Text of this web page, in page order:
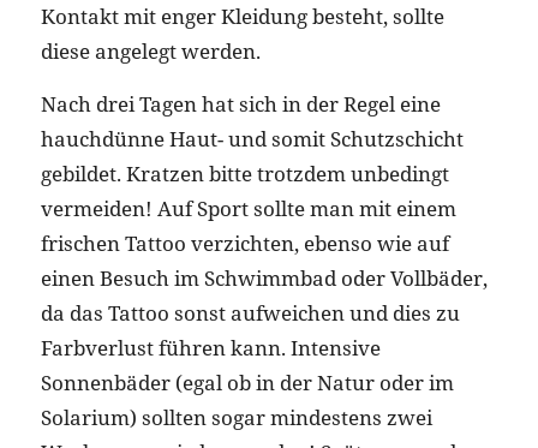
Kontakt mit enger Kleidung besteht, sollte
diese angelegt werden.
Nach drei Tagen hat sich in der Regel eine
hauchdünne Haut- und somit Schutzschicht
gebildet. Kratzen bitte trotzdem unbedingt
vermeiden! Auf Sport sollte man mit einem
frischen Tattoo verzichten, ebenso wie auf
einen Besuch im Schwimmbad oder Vollbäder,
da das Tattoo sonst aufweichen und dies zu
Farbverlust führen kann. Intensive
Sonnenbäder (egal ob in der Natur oder im
Solarium) sollten sogar mindestens zwei